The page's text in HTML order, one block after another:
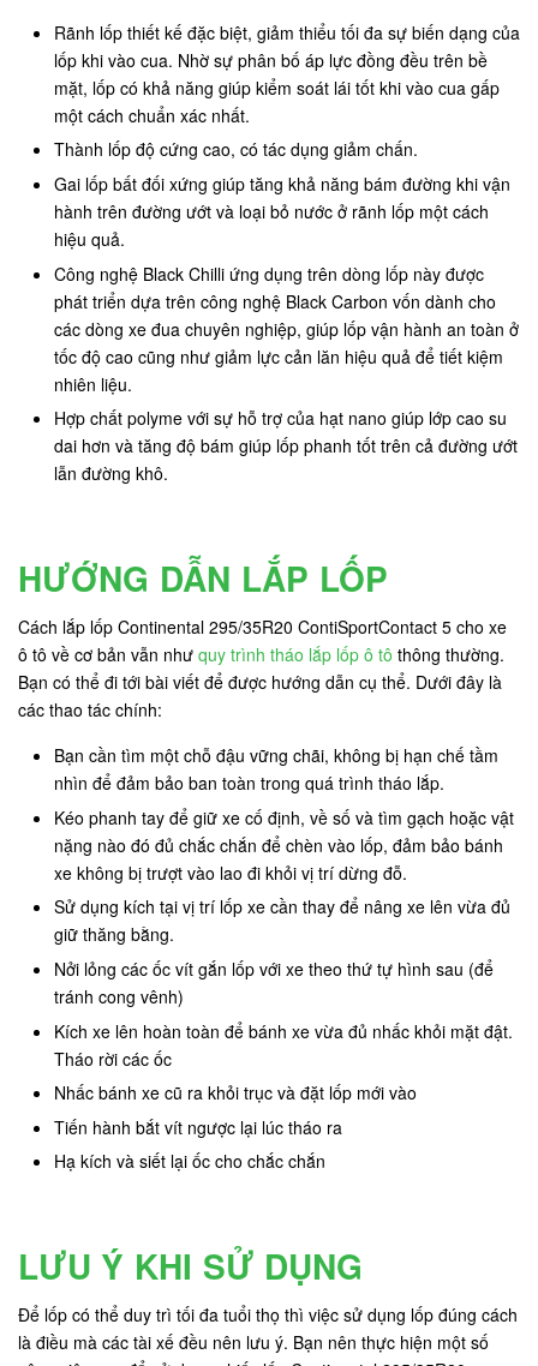
Rãnh lốp thiết kế đặc biệt, giảm thiểu tối đa sự biến dạng của
lốp khi vào cua. Nhờ sự phân bố áp lực đồng đều trên bề
mặt, lốp có khả năng giúp kiểm soát lái tốt khi vào cua gấp
một cách chuẩn xác nhất.
Thành lốp độ cứng cao, có tác dụng giảm chấn.
Gai lốp bất đối xứng giúp tăng khả năng bám đường khi vận
hành trên đường ướt và loại bỏ nước ở rãnh lốp một cách
hiệu quả.
Công nghệ Black Chilli ứng dụng trên dòng lốp này được
phát triển dựa trên công nghệ Black Carbon vốn dành cho
các dòng xe đua chuyên nghiệp, giúp lốp vận hành an toàn ở
tốc độ cao cũng như giảm lực cản lăn hiệu quả để tiết kiệm
nhiên liệu.
Hợp chất polyme với sự hỗ trợ của hạt nano giúp lớp cao su
dai hơn và tăng độ bám giúp lốp phanh tốt trên cả đường ướt
lẫn đường khô.
HƯỚNG DẪN LẮP LỐP
Cách lắp lốp Continental 295/35R20 ContiSportContact 5 cho xe
ô tô về cơ bản vẫn như quy trình tháo lắp lốp ô tô thông thường.
Bạn có thể đi tới bài viết để được hướng dẫn cụ thể. Dưới đây là
các thao tác chính:
Bạn cần tìm một chỗ đậu vững chãi, không bị hạn chế tầm
nhìn để đảm bảo ban toàn trong quá trình tháo lắp.
Kéo phanh tay để giữ xe cố định, về số và tìm gạch hoặc vật
nặng nào đó đủ chắc chắn để chèn vào lốp, đảm bảo bánh
xe không bị trượt vào lao đi khỏi vị trí dừng đỗ.
Sử dụng kích tại vị trí lốp xe cần thay để nâng xe lên vừa đủ
giữ thăng bằng.
Nởi lỏng các ốc vít gắn lốp với xe theo thứ tự hình sau (để
tránh cong vênh)
Kích xe lên hoàn toàn để bánh xe vừa đủ nhấc khỏi mặt đật.
Tháo rời các ốc
Nhấc bánh xe cũ ra khỏi trục và đặt lốp mới vào
Tiến hành bắt vít ngược lại lúc tháo ra
Hạ kích và siết lại ốc cho chắc chắn
LƯU Ý KHI SỬ DỤNG
Để lốp có thể duy trì tối đa tuổi thọ thì việc sử dụng lốp đúng cách
là điều mà các tài xế đều nên lưu ý. Bạn nên thực hiện một số